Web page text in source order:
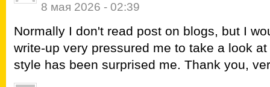
8 мая 2026 - 02:39
Normally I don't read post on blogs, but I
write-up very pressured me to take a look
style has been surprised me. Thank you,